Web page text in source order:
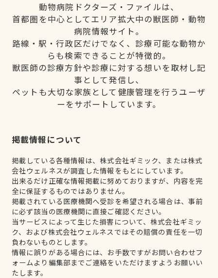
動物病院ドクターズ・ファイルは、
首都圏を中心としてエリア拡大中の獣医師・動物
病院情報サイト。
路線・駅・行政区だけでなく、診療可能な動物か
らも検索できることが特徴的。
獣医師の診療方針や診療に対する想いを取材し記
事として発信し、
ペットも大切な家族として健康管理を行うユーザ
ーをサポートしています。
掲載情報について
掲載している各種情報は、株式会社ギミック、または株式
会社ウェルネスが調査した情報をもとにしています。
出来るだけ正確な情報掲載に努めておりますが、内容を完
全に保証するものではありません。
掲載されている医療機関へ受診を希望される場合は、事前
に必ず該当の医療機関に直接ご確認ください。
当サービスによって生じた損害について、株式会社ギミッ
ク、および株式会社ウェルネスではその賠償の責任を一切
負わないものとします。
情報に誤りがある場合には、お手数ですがお問い合わせフ
ォームより編集部までご連絡をいただけますようお願いい
たします。